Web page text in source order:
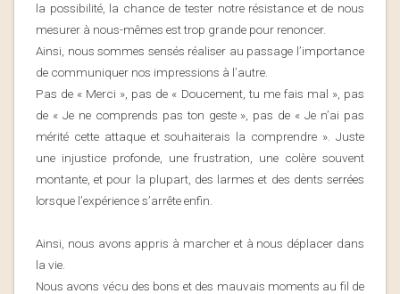
la possibilité, la chance de tester notre résistance et de nous
mesurer à nous-mêmes est trop grande pour renoncer.
Ainsi, nous sommes sensés réaliser au passage l’importance
de communiquer nos impressions à l’autre.
Pas de « Merci », pas de « Doucement, tu me fais mal », pas
de « Je ne comprends pas ton geste », pas de « Je n’ai pas
mérité cette attaque et souhaiterais la comprendre ». Juste
une injustice profonde, une frustration, une colère souvent
montante, et pour la plupart, des larmes et des dents serrées
lorsque l’expérience s’arrête enfin.
Ainsi, nous avons appris à marcher et à nous déplacer dans
la vie.
Nous avons vécu des bons et des mauvais moments au fil de